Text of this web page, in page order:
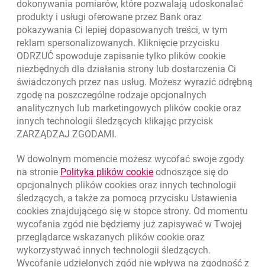
Skontaktuj się ze Specjalistą
O banku
Kursy wymiany walut
Kursy wymiany walut. Data aktualizacji: 7.08.2026, 09:42:45
WALUTA KUPNO SPRZEDAŻ
EUR 4.139 4.4615
USD 3.8725
CHF 4.424 4.7688
GBP 4.8323 5.2089
7.08.2026, 09:42:45
Odpowiedzialny biznes
Regulacje zewnętrzne
dokonywania pomiarów, które pozwalają udoskonalać
produkty i usługi oferowane przez Bank oraz
pokazywania Ci lepiej dopasowanych treści, w tym
reklam spersonalizowanych. Kliknięcie przycisku
ODRZUĆ spowoduje zapisanie tylko plików cookie
niezbędnych dla działania strony lub dostarczenia Ci
świadczonych przez nas usług. Możesz wyrazić odrębną
zgodę na poszczególne rodzaje opcjonalnych
analitycznych lub marketingowych plików cookie oraz
innych technologii śledzących klikając przycisk
ZARZĄDZAJ ZGODAMI.
W dowolnym momencie możesz wycofać swoje zgody
na stronie Polityka plików cookielink otwiera się w nowym
odnoszące się do
opcjonalnych plików cookies oraz innych technologii
śledzących, a także za pomocą przycisku Ustawienia
cookies znajdującego się w stopce strony. Od momentu
wycofania zgód nie będziemy już zapisywać w Twojej
przeglądarce wskazanych plików cookie oraz
wykorzystywać innych technologii śledzących.
Wycofanie udzielonych zgód nie wpływa na zgodność z